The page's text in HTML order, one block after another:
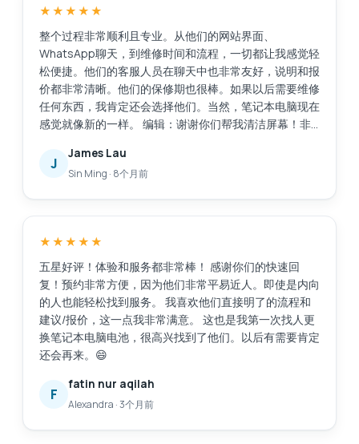
★★★★★
整个过程非常顺利且专业。从他们的网站界面、
WhatsApp聊天，到维修时间和流程，一切都让我感觉轻
松便捷。他们的客服人员在聊天中也非常友好，说明和报
价都非常清晰。他们的保修期也很棒。如果以后需要维修
任何东西，我肯定还会选择他们。当然，笔记本电脑现在
感觉就像新的一样。 编辑：谢谢你们帮我清洁屏幕！非
J
James Lau
Sin Ming · 8个月前
★★★★★
五星好评！体验和服务都非常棒！ 感谢你们的快速回
复！预约非常方便，因为他们非常平易近人。即使是内向
的人也能轻松找到服务。 我喜欢他们直接明了的流程和
建议/报价，这一点我非常满意。 这也是我第一次找人更
换笔记本电脑电池，很高兴找到了他们。以后有需要肯定
还会再来。😄
F
fatin nur aqilah
Alexandra ·3个月前